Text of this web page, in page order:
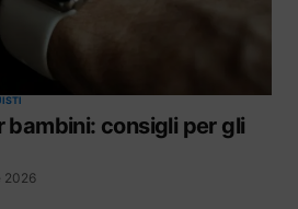
consigli per gli
2026